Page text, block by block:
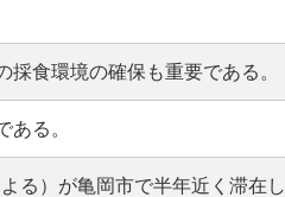
食環境の確保も重要である。
る。
る）が亀岡市で半年近く滞在し